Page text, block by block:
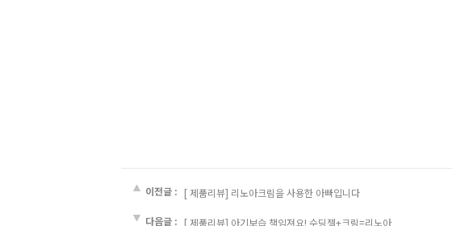
이전글 : [ 제품리뷰] 리노아크림을 사용한 아빠입니다
다음글 : [ 제품리뷰] 아기보습 책임져요! 수딩젤+크림=리노아